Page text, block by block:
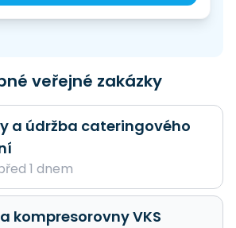
veřejné zakázky
a údržba cateringového
1 dnem
kompresorovny VKS